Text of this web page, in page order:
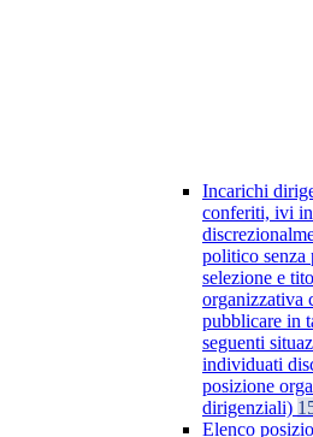
Incarichi
conferiti, ivi
politico senza
selezione e
organizzativa
pubblicare in
seguenti
individuati
posizione
dirigenziali)
Elenco